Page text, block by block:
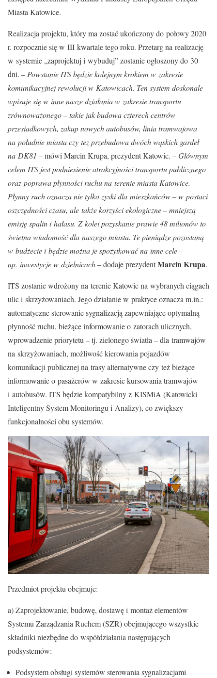
Miasta Katowice.
Realizacja projektu, który ma zostać ukończony do połowy 2020
r. rozpocznie się w III kwartale tego roku. Przetarg na realizację
w systemie „zaprojektuj i wybuduj” zostanie ogłoszony do 30
dni. – Powstanie ITS będzie kolejnym krokiem w zakresie
komunikacyjnej rewolucji w Katowicach. Ten system doskonale
wpisuje się w inne nasze działania w zakresie transportu
zrównoważonego – takie jak budowa czterech centrów
przesiadkowych, zakup nowych autobusów, linia tramwajowa
na południe miasta czy tez przebudowa dwóch wąskich gardeł
na DK81 – mówi Marcin Krupa, prezydent Katowic. –Głównym
celem ITS jest podniesienie atrakcyjności transportu publicznego
oraz poprawa płynności ruchu na terenie miasta Katowice.
Płynny ruch oznacza nie tylko zyski dla mieszkańców – w postaci
oszczędności czasu, ale także korzyści ekologiczne – mniejszą
emisję spalin i hałasu. Z kolei pozyskanie prawie 48 milionów to
świetna wiadomość dla naszego miasta. Te pieniądze pozostaną
w budżecie i będzie można je spożytkować na inne cele –
np. inwestycje w dzielnicach– dodaje prezydentMarcin Krupa.
ITS zostanie wdrożony na terenie Katowic na wybranych ciągach
ulic i skrzyżowaniach. Jego działanie w praktyce oznacza m.in.:
automatyczne sterowanie sygnalizacją zapewniające optymalną
płynność ruchu, bieżące informowanie o zatorach ulicznych,
wprowadzenie priorytetu – tj. zielonego światła – dla tramwajów
na skrzyżowaniach, możliwość kierowania pojazdów
komunikacji publicznej na trasy alternatywne czy też bieżące
informowanie o pasażerów w zakresie kursowania tramwajów
i autobusów. ITS będzie kompatybilny z KISMiA (Katowicki
Inteligentny System Monitoringu i Analizy), co zwiększy
funkcjonalności obu systemów.
Przedmiot projektu obejmuje:
a) Zaprojektowanie, budowę, dostawę i montaż elementów
Systemu Zarządzania Ruchem (SZR) obejmującego wszystkie
składniki niezbędne do współdziałania następujących
podsystemów:
Podsystem obsługi systemów sterowania sygnalizacjami